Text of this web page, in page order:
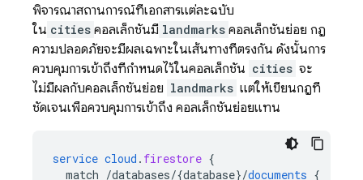
พิจารณาสถานการณ์ที่เอกสารแต่ละฉบับ
ใน cities คอลเล็กชันมี landmarks คอลเล็กชันย่อย กฎ
ความปลอดภัยจะมีผลเฉพาะในเส้นทางที่ตรงกัน ดังนั้นการ
ควบคุมการเข้าถึงที่กำหนดไว้ในคอลเล็กชัน cities จะ
ไม่มีผลกับคอลเล็กชันย่อย landmarks แต่ให้เขียนกฎที่
ชัดเจนเพื่อควบคุมการเข้าถึง คอลเล็กชันย่อยแทน
service cloud . firestore {
match /databases/{database}/documents {